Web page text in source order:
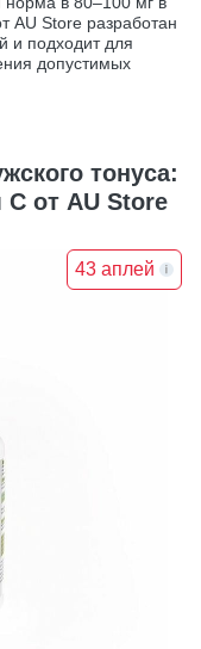
AU Store разработан
и подходит для
допустимых
тонуса:
от AU Store
43 аплей